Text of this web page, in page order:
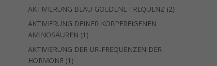
Produkte
AKTIVIERUNG BLAU-GOLDENE FREQUENZ 22
AKTIVIERUNG DEINER KÖRPEREIGENEN
AMINOSÄUREN 1 1
Produkt
AKTIVIERUNG DER UR-FREQUENZEN DER
HORMONE 1 1